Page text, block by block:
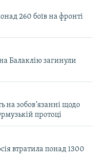
260 боїв на фронті
Балаклію загинули
зобов’язанні щодо
протоці
втратила понад 1300